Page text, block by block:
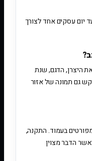
יום עסקים אחד לצורך
היצרן, הדגם, שנת
גם תמונה של אזור
בעמוד. התקנה,
הדבר מצוין